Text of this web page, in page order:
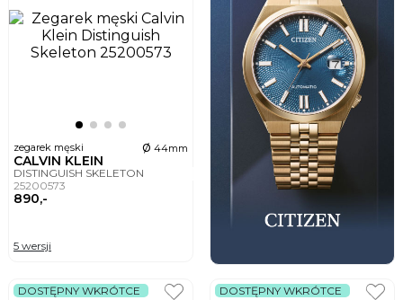
zegarek męski ø 44mm
CALVIN KLEIN
DISTINGUISH SKELETON
25200573
890,-
5 wersji
DOSTĘPNY WKRÓTCE
DOSTĘPNY WKRÓTCE